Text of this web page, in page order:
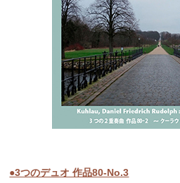
●3つのデュオ 作品80-No.3